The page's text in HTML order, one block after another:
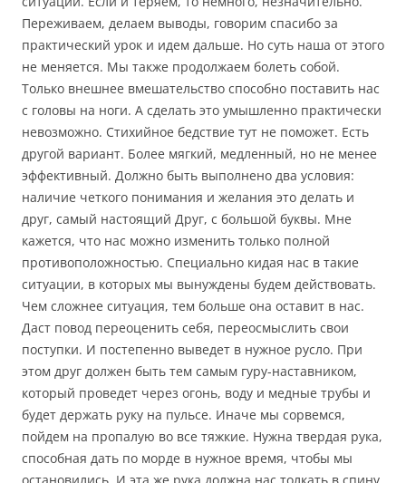
Переживаем, делаем выводы, говорим спасибо за
практический урок и идем дальше. Но суть наша от этого
не меняется. Мы также продолжаем болеть собой.
Только внешнее вмешательство способно поставить нас
с головы на ноги. А сделать это умышленно практически
невозможно. Стихийное бедствие тут не поможет. Есть
другой вариант. Более мягкий, медленный, но не менее
эффективный. Должно быть выполнено два условия:
наличие четкого понимания и желания это делать и
друг, самый настоящий Друг, с большой буквы. Мне
кажется, что нас можно изменить только полной
противоположностью. Специально кидая нас в такие
ситуации, в которых мы вынуждены будем действовать.
Чем сложнее ситуация, тем больше она оставит в нас.
Даст повод переоценить себя, переосмыслить свои
поступки. И постепенно выведет в нужное русло. При
этом друг должен быть тем самым гуру-наставником,
который проведет через огонь, воду и медные трубы и
будет держать руку на пульсе. Иначе мы сорвемся,
пойдем на пропалую во все тяжкие. Нужна твердая рука,
способная дать по морде в нужное время, чтобы мы